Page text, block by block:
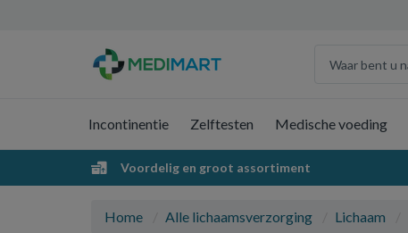
Incontinentie Zelftesten Medische voeding
Voordelig en groot assortiment
Home Alle lichaamsverzorging Lichaam